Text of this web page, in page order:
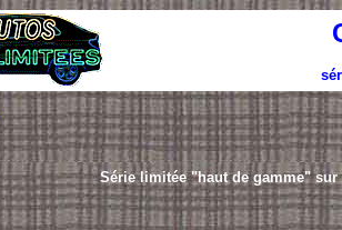
Série limitée "haut de gamme"